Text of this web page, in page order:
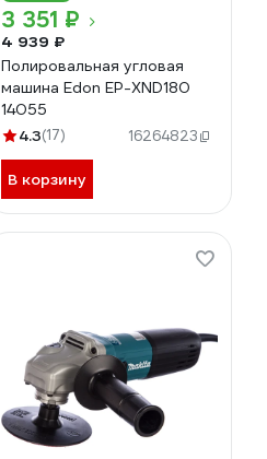
3 351 ₽
4 939 ₽
Полировальная угловая
машина Edon EP-XND180
14055
4.3(17) 16264823
В корзину